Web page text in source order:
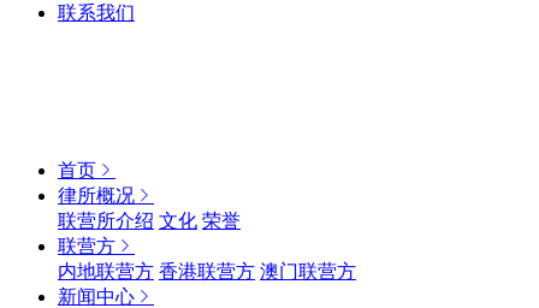
联系我们
首页
律所概况
联营所介绍 文化 荣誉
联营方
内地联营方 香港联营方 澳门联营方
新闻中心